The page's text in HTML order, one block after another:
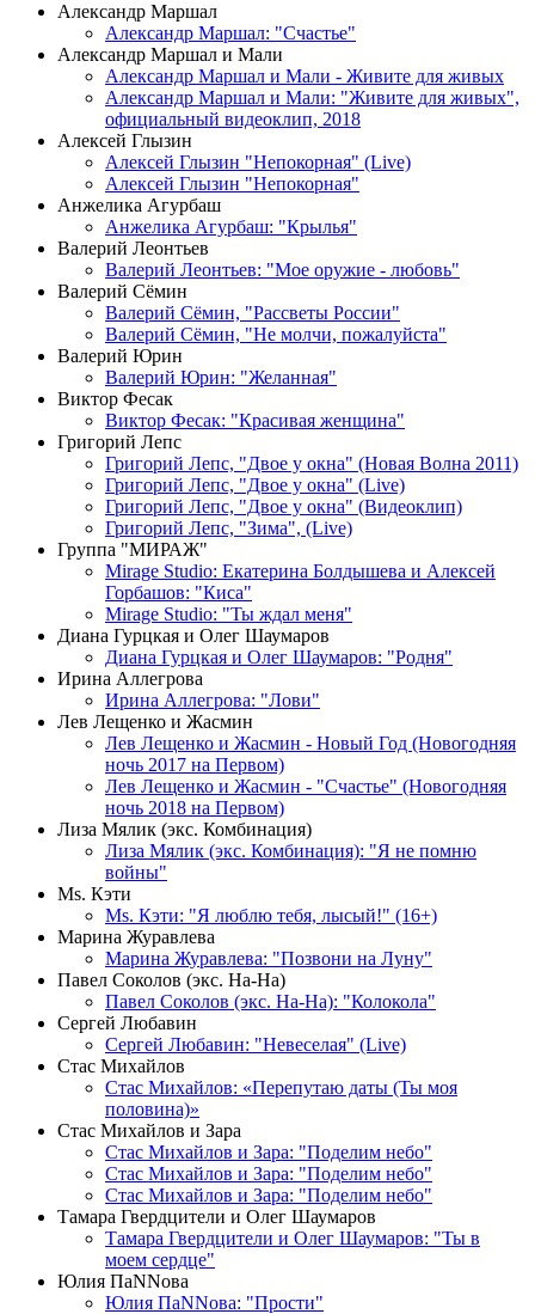
Александр Маршал
Александр Маршал: "Счастье"
Александр Маршал и Мали
Александр Маршал и Мали - Живите для живых
Александр Маршал и Мали: "Живите для живых",
официальный видеоклип, 2018
Алексей Глызин
Алексей Глызин "Непокорная" (Live)
Алексей Глызин "Непокорная"
Анжелика Агурбаш
Анжелика Агурбаш: "Крылья"
Валерий Леонтьев
Валерий Леонтьев: "Мое оружие - любовь"
Валерий Сёмин
Валерий Сёмин, "Рассветы России"
Валерий Сёмин, "Не молчи, пожалуйста"
Валерий Юрин
Валерий Юрин: "Желанная"
Виктор Фесак
Виктор Фесак: "Красивая женщина"
Григорий Лепс
Григорий Лепс, "Двое у окна" (Новая Волна 2011)
Григорий Лепс, "Двое у окна" (Live)
Григорий Лепс, "Двое у окна" (Видеоклип)
Григорий Лепс, "Зима", (Live)
Группа "МИРАЖ"
Mirage Studio: Екатерина Болдышева и Алексей
Горбашов: "Киса"
Mirage Studio: "Ты ждал меня"
Диана Гурцкая и Олег Шаумаров
Диана Гурцкая и Олег Шаумаров: "Родня"
Ирина Аллегрова
Ирина Аллегрова: "Лови"
Лев Лещенко и Жасмин
Лев Лещенко и Жасмин - Новый Год (Новогодняя
ночь 2017 на Первом)
Лев Лещенко и Жасмин - "Счастье" (Новогодняя
ночь 2018 на Первом)
Лиза Мялик (экс. Комбинация)
Лиза Мялик (экс. Комбинация): "Я не помню
войны"
Мs. Кэти
Ms. Кэти: "Я люблю тебя, лысый!" (16+)
Марина Журавлева
Марина Журавлева: "Позвони на Луну"
Павел Соколов (экс. На-На)
Павел Соколов (экс. На-На): "Колокола"
Сергей Любавин
Сергей Любавин: "Невеселая" (Live)
Стас Михайлов
Стас Михайлов: «Перепутаю даты (Ты моя
половина)»
Стас Михайлов и Зара
Стас Михайлов и Зара: "Поделим небо"
Стас Михайлов и Зара: "Поделим небо"
Стас Михайлов и Зара: "Поделим небо"
Тамара Гвердцители и Олег Шаумаров
Тамара Гвердцители и Олег Шаумаров: "Ты в
моем сердце"
Юлия ПаNNова
Юлия ПаNNова: "Прости"